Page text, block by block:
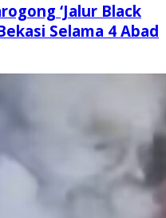
‘Jalur Black
Selama 4 Abad